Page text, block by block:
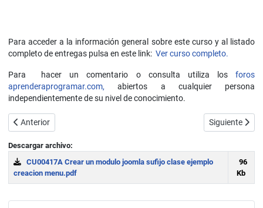
Para acceder a la información general sobre este curso y al listado
completo de entregas pulsa en este link: Ver curso completo.
Para hacer un comentario o consulta utiliza losforos
aprenderaprogramar.com, abiertos a cualquier persona
independientemente de su nivel de conocimiento.
Artículo anterior: Configuración de módulos con Joomla: orden,
Anterior Artículo
Siguiente
Descargar archivo:
CU00417A Crear un modulo joomla sufijo clase ejemplo
creacion menu.pdf
96
Kb